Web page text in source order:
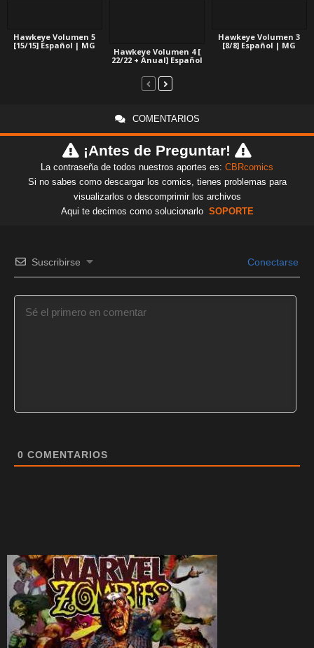
Hawkeye Volumen 5
[15/15] Español | MG
Hawkeye Volumen 4 [
22/22 + Anual] Español
Hawkeye Volumen 3
[8/8] Español | MG
COMENTARIOS
¡Antes de Preguntar!
La contraseña de todos nuestros aportes es: CBRcomics
Si no sabes como descargar los comics, tienes problemas para
visualizarlos o descomprimir los archivos
Aqui te decimos como solucionarlo SOPORTE
Suscribirse Conectarse
0 COMENTARIOS